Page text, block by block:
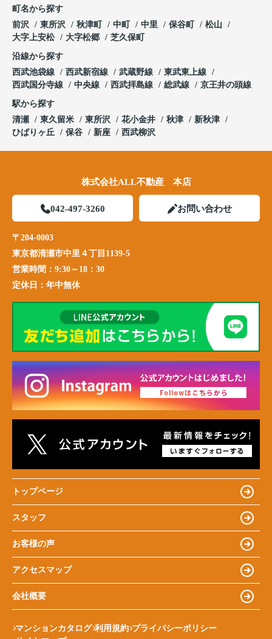
町名から探す
前沢
東所沢 秋津町 中町 中里 保谷町
松山
大字上安松
大字松郷 芝久保町
沿線から探す
西武池袋線
西武新宿線 武蔵野線
東武東上線
西武国分寺線
中央線 西武拝島線 総武線 京王井の頭線
駅から探す
清瀬
東久留米 東所沢 花小金井 秋津
新秋津
ひばりヶ丘
保谷 新座 西武柳沢
株式会社ALL不動産 本店
042-497-3260 お問い合わせ
〒204-0003
東京都清瀬市中里４丁目1139-5
営業時間： 9:30～18：30
定休日： 年中無休
トップページ
スタッフ
お客様の声
アクセスマップ
会社概要
マンションカタログ 利用規約 プライバシーポリシー